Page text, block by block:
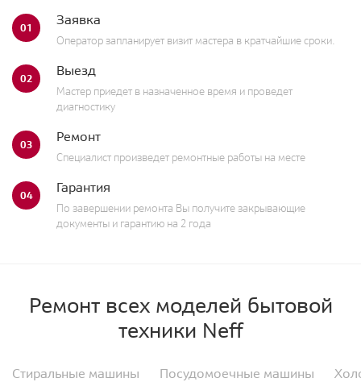
01 Заявка
Оператор запланирует визит мастера в кратчайшие сроки.
02 Выезд
Мастер приедет в назначенное время и проведет
диагностику
03 Ремонт
Специалист произведет ремонтные работы на месте
04 Гарантия
По завершении ремонта Вы получите закрывающие
документы и гарантию на 2 года
Ремонт всех моделей бытовой
техники Neff
Стиральные машины Посудомоечные машины